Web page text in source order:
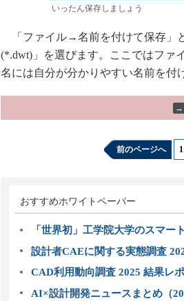
いったん保存しましょう
「ファイル→名前を付けて保存」
(*.dwt)」を選びます。ここではファ
名には自分が分かりやすい名前を付
→
前のページへ 1
おすすめホワイトペーパー
「世界初」工学院大学のスマー
設計者CAEに関する実態調査
CAD利用動向調査 2025 結果レ
AI×設計開発ニュースまとめ（